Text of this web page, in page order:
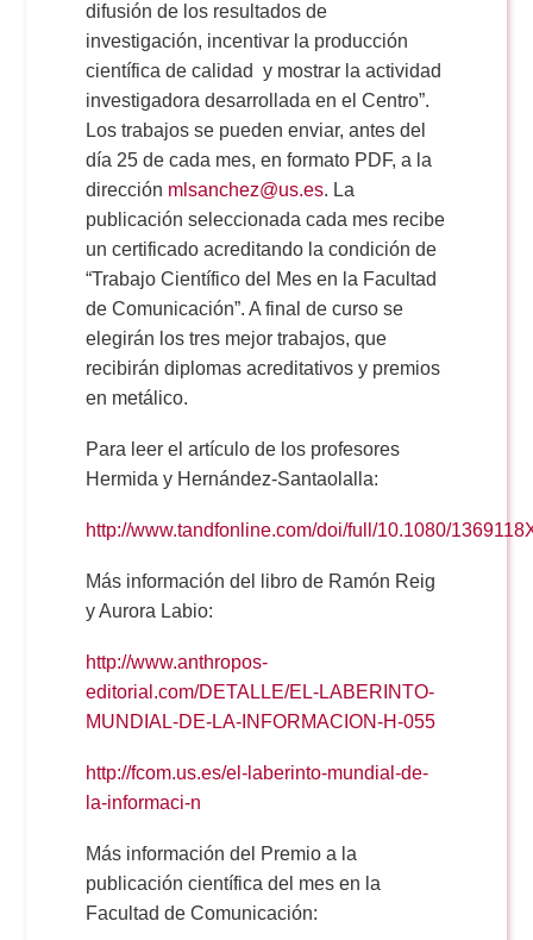
difusión de los resultados de
investigación, incentivar la producción
científica de calidad y mostrar la actividad
investigadora desarrollada en el Centro”.
Los trabajos se pueden enviar, antes del
día 25 de cada mes, en formato PDF, a la
dirección mlsanchez@us.es. La
publicación seleccionada cada mes recibe
un certificado acreditando la condición de
“Trabajo Científico del Mes en la Facultad
de Comunicación”. A final de curso se
elegirán los tres mejor trabajos, que
recibirán diplomas acreditativos y premios
en metálico.
Para leer el artículo de los profesores
Hermida y Hernández-Santaolalla:
http://www.tandfonline.com/doi/full/10.1080/
Más información del libro de Ramón Reig
y Aurora Labio:
http://www.anthropos-
editorial.com/DETALLE/EL-LABERINTO-
MUNDIAL-DE-LA-INFORMACION-H-055
http://fcom.us.es/el-laberinto-mundial-de-
la-informaci-n
Más información del Premio a la
publicación científica del mes en la
Facultad de Comunicación: